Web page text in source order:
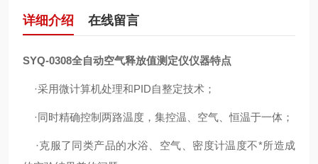
详细介绍 在线留言
SYQ-0308全自动空气释放值测定仪仪器特点
·采用微计算机处理和PID自整定技术；
·同时精确控制两路温度，集控温、空气、恒温于一体；
·克服了同类产品的水浴、空气、密度计温度不*所造成